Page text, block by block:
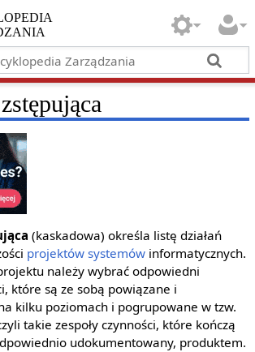
(kaskadowa) określa listę działań
projektów systemówinformatycznych.
należy wybrać odpowiedni
które są ze sobą powiązane i
kilku poziomach i pogrupowane w tzw.
takie zespoły czynności, które kończą
udokumentowany, produktem.